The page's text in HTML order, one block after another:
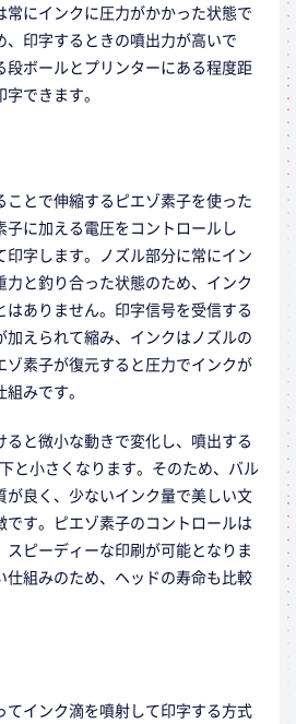
常にインクに圧力がかかった状態で
、印字するときの噴出力が高いで
段ボールとプリンターにある程度距
できます。
ことで伸縮するピエゾ素子を使った
子に加える電圧をコントロールし
印字します。ノズル部分に常にイン
と釣り合った状態のため、インク
ありません。印字信号を受信する
加えられて縮み、インクはノズルの
ゾ素子が復元すると圧力でインクが
みです。
ると微小な動きで変化し、噴出する
と小さくなります。そのため、バル
が良く、少ないインク量で美しい文
です。ピエゾ素子のコントロールは
ピーディーな印刷が可能となりま
仕組みのため、ヘッドの寿命も比較
てインク滴を噴射して印字する方式